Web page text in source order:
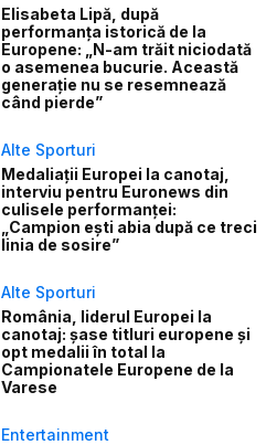
Elisabeta Lipă, după
performanța istorică de la
Europene: „N-am trăit niciodată
o asemenea bucurie. Această
generație nu se resemnează
când pierde”
Alte Sporturi
Medaliații Europei la canotaj,
interviu pentru Euronews din
culisele performanței:
„Campion ești abia după ce treci
linia de sosire”
Alte Sporturi
România, liderul Europei la
canotaj: șase titluri europene și
opt medalii în total la
Campionatele Europene de la
Varese
Entertainment